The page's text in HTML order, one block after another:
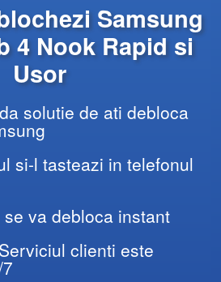
Samsung
4 Nook Rapid si
Usor
solutie de ati debloca
si-l tasteazi in telefonul
va debloca instant
clienti este